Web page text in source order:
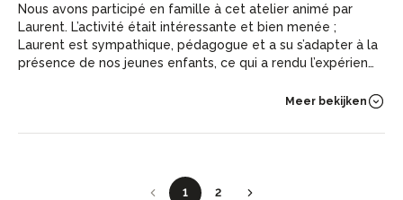
Nous avons participé en famille à cet atelier animé par
Laurent. L’activité était intéressante et bien menée ;
Laurent est sympathique, pédagogue et a su s’adapter à la
présence de nos jeunes enfants, ce qui a rendu l’expérience
sur le monde des abeilles. Une sortie instructive et
Meer bekijken
1 2